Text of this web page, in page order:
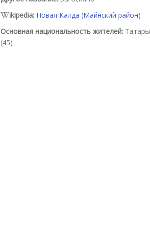
ikipedia: Новая Калда (Майнский район)
Основная национальность жителей: Татары
(45)